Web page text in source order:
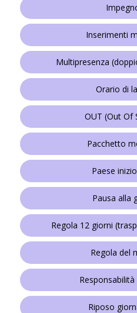
Inserimenti
Multipresenza
Orario di
OUT (Out Of
Pacchetto
Paese
Pausa alla
Regola 12 giorni
Regola del
Responsabilità
Riposo